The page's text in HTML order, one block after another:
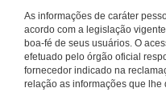
As informações de caráter
acordo com a legislação
boa-fé de seus usuários. O
efetuado pelo órgão oficial
fornecedor indicado na
relação as informações que lhe